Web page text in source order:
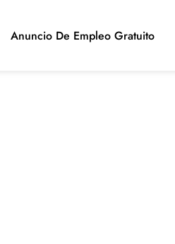
Anuncio De Empleo Gratuito